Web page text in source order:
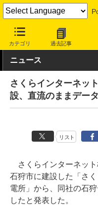
カテゴリ 過去記事
INTERNET Watch サービス/
ニュース
さくらインターネッ
設、直流のままデー
リスト
さくらインターネット
石狩市に建設した「さ
電所」から、同社の石
したと発表した。